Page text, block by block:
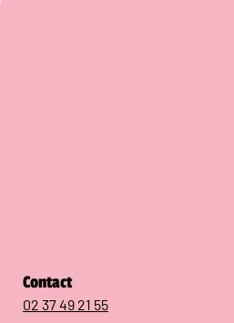
Contact
02 37 49 21 55